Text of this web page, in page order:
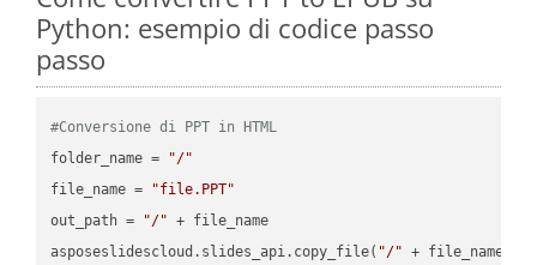
Python: esempio di codice passo
passo
#Conversione di PPT in HTML
folder_name =
"/"
file_name =
"file.PPT"
out_path =
"/" + file_name
asposeslidescloud.slides_api.copy_file( "/" + file_name,